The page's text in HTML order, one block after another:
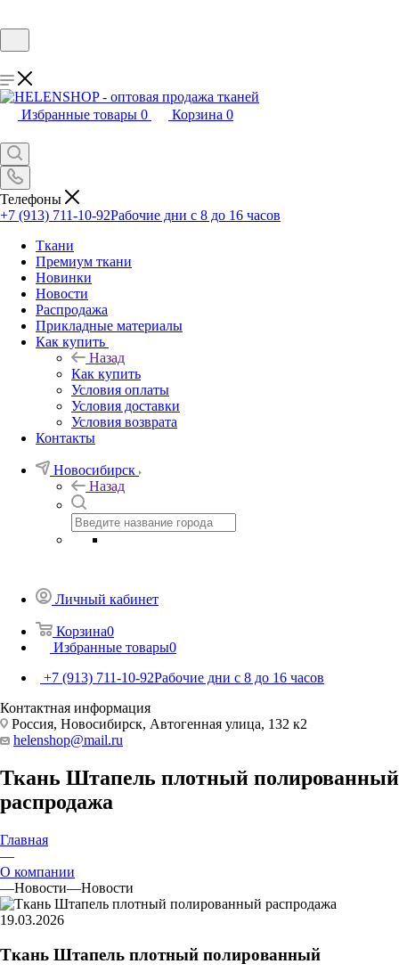
Избранные товары 0 Корзина 0
Телефоны
+7 (913) 711-10-92Рабочие дни с 8 до 16 часов
Ткани
Премиум ткани
Новинки
Новости
Распродажа
Прикладные материалы
Как купить
Назад
Как купить
Условия оплаты
Условия доставки
Условия возврата
Контакты
Новосибирск
Назад
Личный кабинет
Корзина0
Избранные товары0
+7 (913) 711-10-92Рабочие дни с 8 до 16 часов
Контактная информация
Россия, Новосибирск, Автогенная улица, 132 к2
helenshop@mail.ru
Ткань Штапель плотный полированный
распродажа
Главная
—
О компании
—Новости—Новости
19.03.2026
Ткань Штапель плотный полированный